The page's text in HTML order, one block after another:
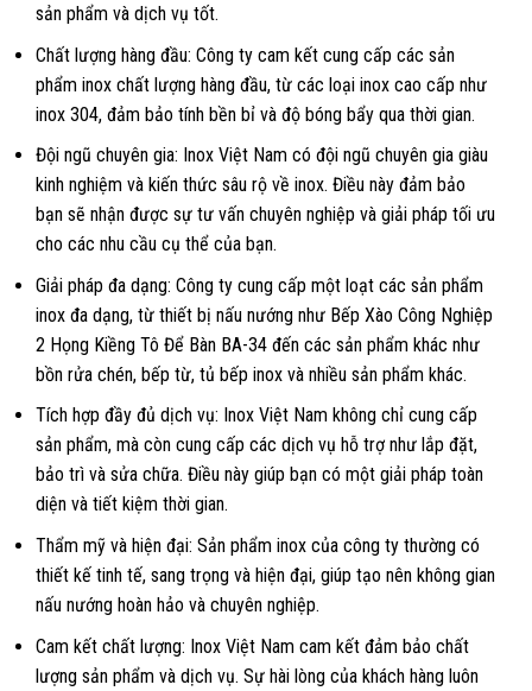
sản phẩm và dịch vụ tốt.
Chất lượng hàng đầu: Công ty cam kết cung cấp các sản
phẩm inox chất lượng hàng đầu, từ các loại inox cao cấp như
inox 304, đảm bảo tính bền bỉ và độ bóng bẩy qua thời gian.
Đội ngũ chuyên gia: Inox Việt Nam có đội ngũ chuyên gia giàu
kinh nghiệm và kiến thức sâu rộ về inox. Điều này đảm bảo
bạn sẽ nhận được sự tư vấn chuyên nghiệp và giải pháp tối ưu
cho các nhu cầu cụ thể của bạn.
Giải pháp đa dạng: Công ty cung cấp một loạt các sản phẩm
inox đa dạng, từ thiết bị nấu nướng như Bếp Xào Công Nghiệp
2 Họng Kiềng Tô Để Bàn BA-34 đến các sản phẩm khác như
bồn rửa chén, bếp từ, tủ bếp inox và nhiều sản phẩm khác.
Tích hợp đầy đủ dịch vụ: Inox Việt Nam không chỉ cung cấp
sản phẩm, mà còn cung cấp các dịch vụ hỗ trợ như lắp đặt,
bảo trì và sửa chữa. Điều này giúp bạn có một giải pháp toàn
diện và tiết kiệm thời gian.
Thẩm mỹ và hiện đại: Sản phẩm inox của công ty thường có
thiết kế tinh tế, sang trọng và hiện đại, giúp tạo nên không gian
nấu nướng hoàn hảo và chuyên nghiệp.
Cam kết chất lượng: Inox Việt Nam cam kết đảm bảo chất
lượng sản phẩm và dịch vụ. Sự hài lòng của khách hàng luôn